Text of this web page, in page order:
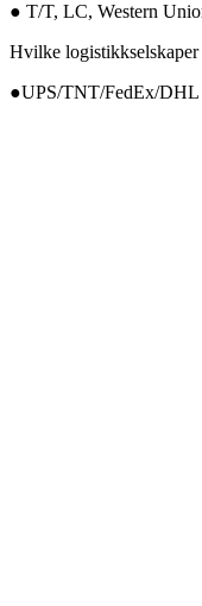
● T/T, LC, Western
Hvilke logistikkselskaper
●UPS/TNT/FedEx/DHL